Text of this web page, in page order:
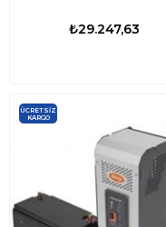
₺29.247,63
ÜCRETSIZ
KARGO